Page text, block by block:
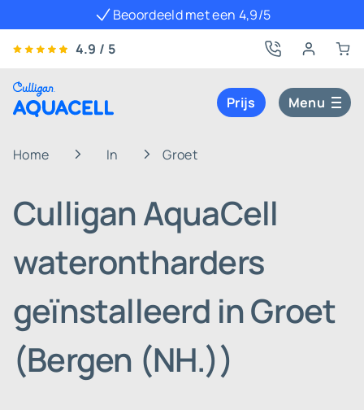
Beoordeeld met een 4,9/5
4.9 / 5
Prijs Menu
Home In Groet
Culligan AquaCell
waterontharders
geïnstalleerd in Groet
(Bergen (NH.))